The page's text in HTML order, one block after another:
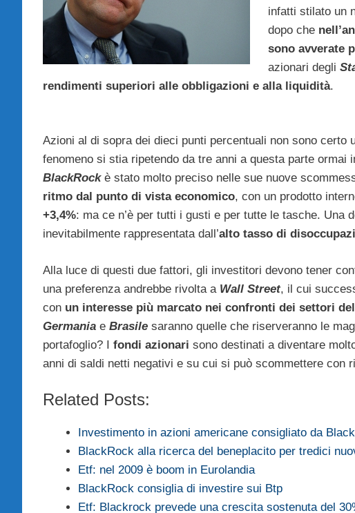
infatti stilato un
dopo che
sono avverate
azionari degli
rendimenti superiori alle obbligazioni e alla liquidità.
Azioni al di sopra dei dieci punti percentuali non sono
fenomeno si stia ripetendo da tre anni a questa parte ormai
BlackRockè stato molto preciso nelle sue nuove
ritmo dal punto di vista economico, con un prodotto
+3,4%: ma ce n’è per tutti i gusti e per tutte le tasche. Una
inevitabilmente rappresentata dall’alto tasso di
Alla luce di questi due fattori, gli investitori devono tener
una preferenza andrebbe rivolta a Wall Street, il cui
con un interesse più marcato nei confronti dei settori
Germania e Brasile saranno quelle che riserveranno le
portafoglio? I fondi azionari sono destinati a diventare
anni di saldi netti negativi e su cui si può scommettere con
Related Posts:
Investimento in azioni americane consigliato da
BlackRock alla ricerca del beneplacito per tredici
Etf: nel 2009 è boom in Eurolandia
BlackRock consiglia di investire sui Btp
Etf: Blackrock prevede una crescita sostenuta del